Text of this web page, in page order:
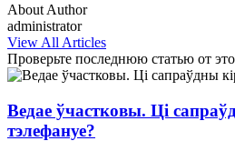
About Author
administrator
View All Articles
Проверьте последнюю статью от
Ведае ўчастковы. Ці
тэлефануе?